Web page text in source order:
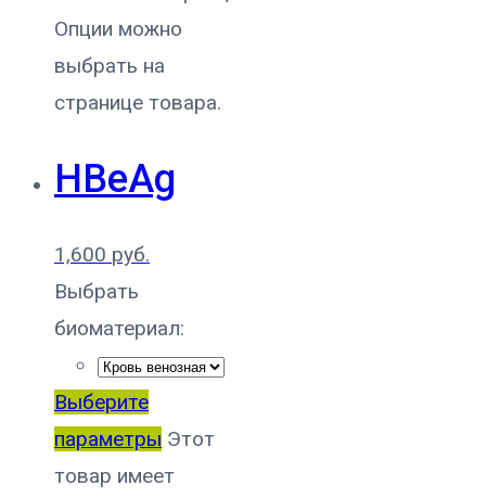
Опции можно
выбрать на
странице товара.
HBeAg
1,600 руб.
Выбрать
биоматериал:
Выберите
параметры Этот
товар имеет